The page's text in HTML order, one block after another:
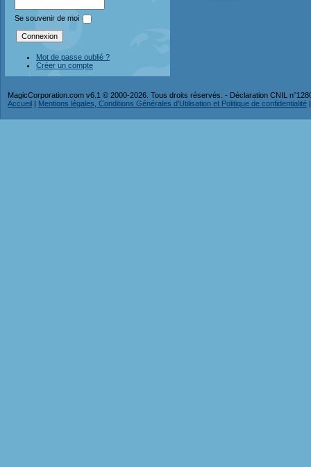
Se souvenir de moi
Mot de passe oublié ?
Créer un compte
MagicCorporation.com v6.1 © 2000-2026. Tous droits réservés. - Déclaration CNIL
Accueil | Mentions légales, Conditions Générales d'Utilisation et Politique de confidentialité